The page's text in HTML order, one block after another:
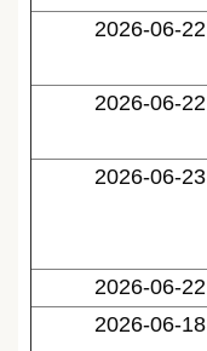
2026-06-22
2026-06-22
2026-06-23
2026-06-22
2026-06-18